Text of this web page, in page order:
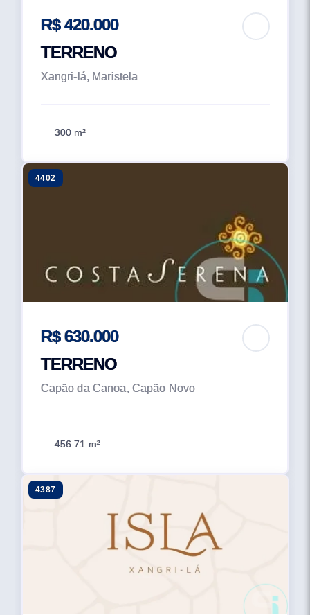
R$ 420.000
TERRENO
Xangri-lá, Maristela
300 m²
4402
R$ 630.000
TERRENO
Capão da Canoa, Capão Novo
456.71 m²
4387